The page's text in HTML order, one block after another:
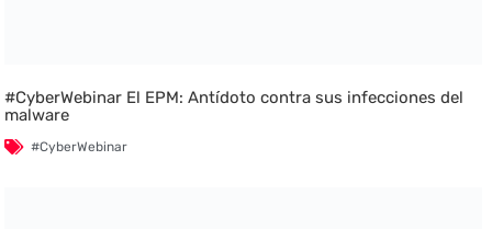
#CyberWebinar El EPM: Antídoto contra sus infecciones del
malware
#CyberWebinar